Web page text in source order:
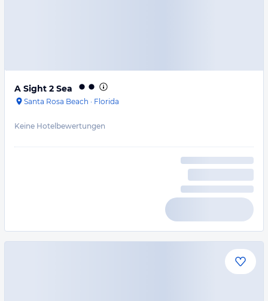
A Sight 2 Sea
Santa Rosa Beach · Florida
Keine Hotelbewertungen